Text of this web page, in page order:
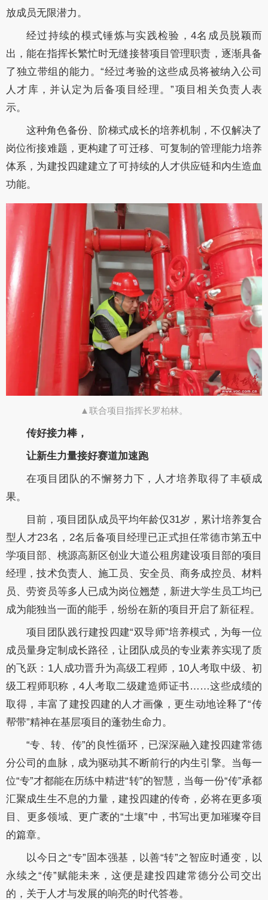
放成员无限潜力。
经过持续的模式锤炼与实践检验，4名成员脱颖而
出，能在指挥长繁忙时无缝接替项目管理职责，逐渐具备
了独立带组的能力。“经过考验的这些成员将被纳入公司
人才库，并认定为后备项目经理。”项目相关负责人表
示。
这种角色备份、阶梯式成长的培养机制，不仅解决了
岗位衔接难题，更构建了可迁移、可复制的管理能力培养
体系，为建投四建建立了可持续的人才供应链和内生造血
功能。
▲联合项目指挥长罗柏林。
传好接力棒，
让新生力量接好赛道加速跑
在项目团队的不懈努力下，人才培养取得了丰硕成
果。
目前，项目团队成员平均年龄仅31岁，累计培养复合
型人才23名，2名后备项目经理已正式担任常德市第五中
学项目部、桃源高新区创业大道公租房建设项目部的项目
经理，技术负责人、施工员、安全员、商务成控员、材料
员、劳资员等多人已成为岗位翘楚，新进大学生员工均已
成为能独当一面的能手，纷纷在新的项目开启了新征程。
项目团队践行建投四建“双导师”培养模式，为每一位
成员量身定制成长路径，让团队成员的专业素养实现了质
的飞跃：1人成功晋升为高级工程师，10人考取中级、初
级工程师职称，4人考取二级建造师证书……这些成绩的
取得，丰富了建投四建的人才画像，更生动地诠释了“传
帮带”精神在基层项目的蓬勃生命力。
“专、转、传”的良性循环，已深深融入建投四建常德
分公司的血脉，成为驱动其不断前行的内生引擎。当每一
位“专”才都能在历练中精进“转”的智慧，当每一份“传”承都
汇聚成生生不息的力量，建投四建的传奇，必将在更多项
目、更多领域、更广袤的“土壤”中，书写出更加璀璨夺目
的篇章。
以今日之“专”固本强基，以善“转”之智应时通变，以
永续之“传”赋能未来，这便是建投四建常德分公司交出
的，关于人才与发展的响亮的时代答卷。